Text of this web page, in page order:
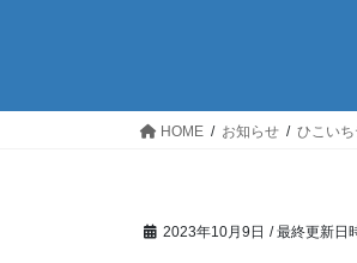
HOME お知らせ ひこい
2023年10月9日 / 最終更新日